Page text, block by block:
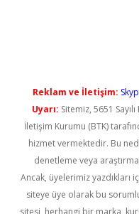
Reklam ve İletişim:
Uyarı: Sitemiz, 5651
İletişim Kurumu (BTK)
hizmet vermektedir. Bu
denetleme veya
Ancak, üyelerimiz yazdıkları
siteye üye olarak bu
sitesi, herhangi bir marka,